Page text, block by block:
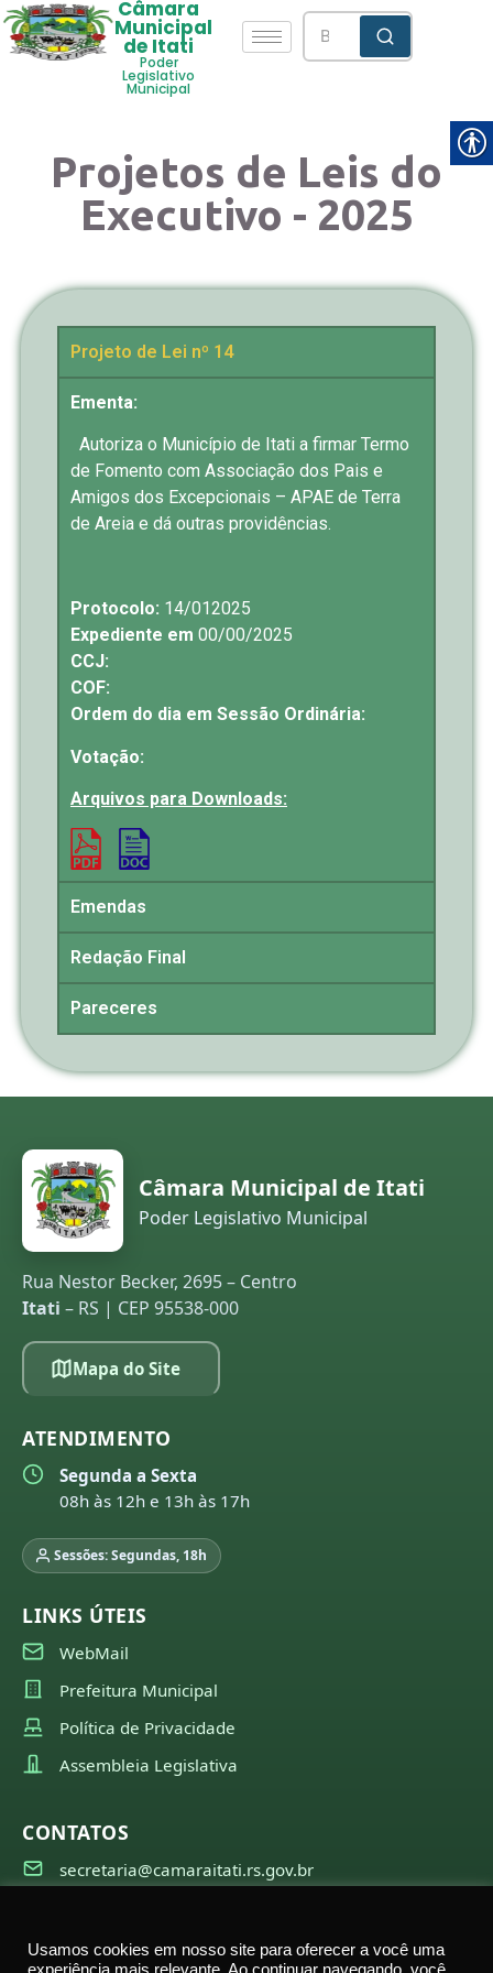
Câmara
Municipal
de Itati
Poder
Legislativo
Municipal
Projetos de Leis do
Executivo - 2025
Projeto de Lei nº 14
Ementa:
Autoriza o Município de Itati a firmar Termo
de Fomento com Associação dos Pais e
Amigos dos Excepcionais – APAE de Terra
de Areia e dá outras providências.
Protocolo: 14/012025
Expediente em 00/00/2025
CCJ:
COF:
Ordem do dia em Sessão Ordinária:
Votação:
Arquivos para Downloads:
Emendas
Redação Final
Pareceres
Câmara Municipal de Itati
Poder Legislativo Municipal
Rua Nestor Becker, 2695 – Centro
Itati – RS | CEP 95538-000
Mapa do Site
ATENDIMENTO
Segunda a Sexta
08h às 12h e 13h às 17h
Sessões: Segundas, 18h
LINKS ÚTEIS
WebMail
Prefeitura Municipal
Política de Privacidade
Assembleia Legislativa
CONTATOS
secretaria@camaraitati.rs.gov.br
Usamos cookies em nosso site para oferecer a você uma